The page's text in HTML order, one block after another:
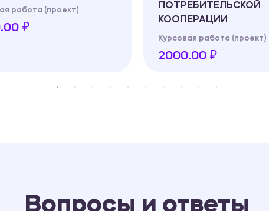
работа (проект)
₽
ПОТРЕБИТЕЛЬСКОЙ
КООПЕРАЦИИ
Курсовая работа (проект)
2000.00 ₽
Вопросы и ответы